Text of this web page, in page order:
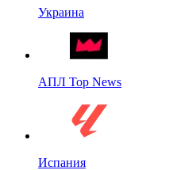
Украина
АПЛ Top News
Испания